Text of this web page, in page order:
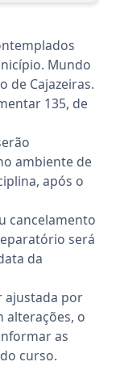
Mundo
de Cajazeiras.
135, de
ambiente de
após o
cancelamento
será
da
ajustada por
alterações, o
as
curso.